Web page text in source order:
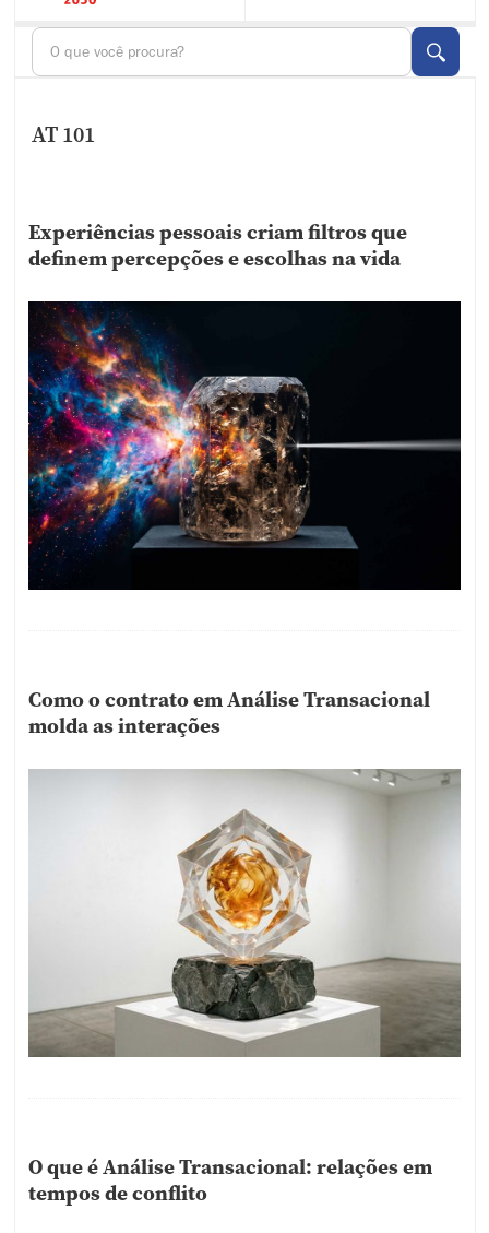
AT 101
Experiências pessoais criam filtros que
definem percepções e escolhas na vida
Como o contrato em Análise Transacional
molda as interações
O que é Análise Transacional: relações em
tempos de conflito